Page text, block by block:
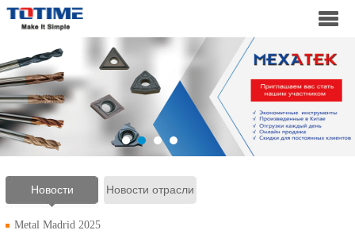
Новости Новости отрасли
Metal Madrid 2025